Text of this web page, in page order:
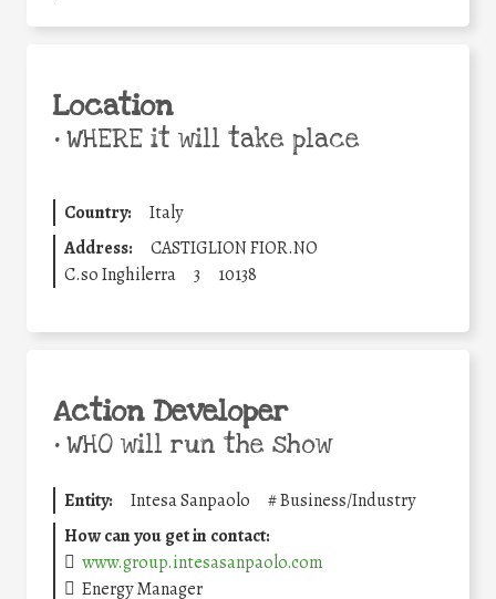
Location
•WHERE it will take place
Country:
Italy
Address:
CASTIGLION FIOR.NO
C.so Inghilerra
3 10138
Action Developer
•WHO will run the show
Entity: Intesa Sanpaolo #Business/Industry
How can you get in contact:
www.group.intesasanpaolo.com
Energy Manager